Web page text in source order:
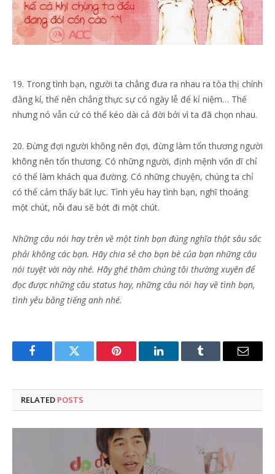
19. Trong tình bạn, người ta chẳng đưa ra nhau ra tòa thị chính
đằng kí, thế nên chẳng thực sự có ngày lễ để kỉ niệm… Thế
nhưng nó vẫn cứ có thể kéo dài cả đời bởi vì ta đã chọn nhau.
20. Đừng đợi người không nên đợi, đừng làm tổn thương người
không nên tổn thương. Có những người, định mệnh vốn dĩ chỉ
có thể làm khách qua đường. Có những chuyện, chúng ta chỉ
có thể cảm thấy bất lực. Tình yêu hay tình bạn, nghĩ thoáng
một chút, nỗi đau sẽ bớt đi một chút.
Những câu nói hay trên về một tình bạn đúng nghĩa thật sâu sắc
phải không các bạn. Hãy chia sẻ cho bạn bè của bạn những câu
nói tuyệt vời này nhé. Hãy ghé thăm chúng tôi thường xuyên để
đọc được những câu status hay, những câu nói hay về tình bạn,
tình yêu bằng tiếng anh nhé.
FacebookTwitter Pinterest LinkedInTumblr Email
RELATED POSTS